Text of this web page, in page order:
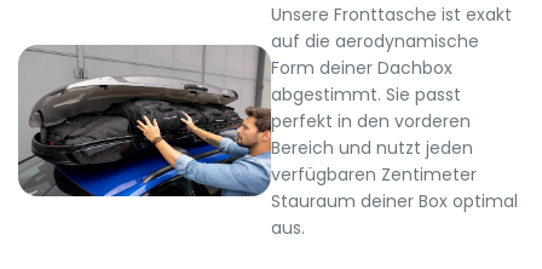
Unsere Fronttasche ist exakt
auf die aerodynamische
Form deiner Dachbox
abgestimmt. Sie passt
perfekt in den vorderen
Bereich und nutzt jeden
verfügbaren Zentimeter
Stauraum deiner Box optimal
aus.